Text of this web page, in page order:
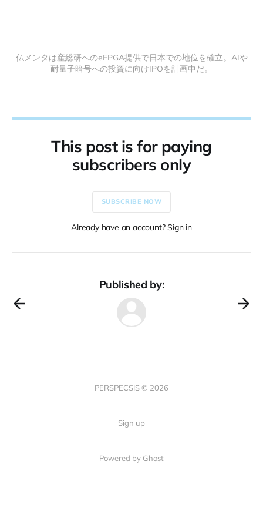
仏メンタは産総研へのeFPGA提供で日本での地位を確立。AIや
耐量子暗号への投資に向けIPOを計画中だ。
This post is for paying
subscribers only
SUBSCRIBE NOW
Already have an account? Sign in
Published by:
PERSPECSIS © 2026
Sign up
Powered by Ghost